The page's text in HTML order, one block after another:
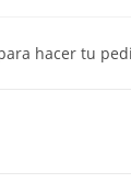
hacer tu